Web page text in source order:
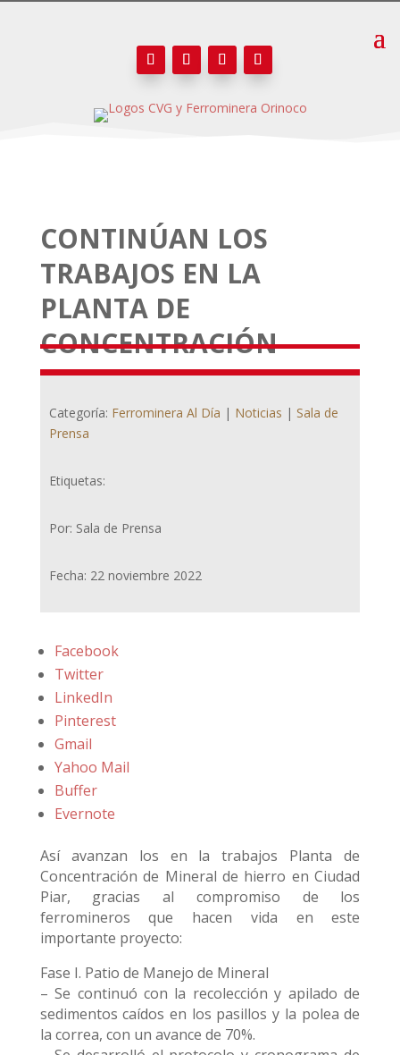
CONTINÚAN LOS
TRABAJOS EN LA
PLANTA DE
CONCENTRACIÓN
Categoría: Ferrominera Al Día | Noticias | Sala de
Prensa
Etiquetas:
Por: Sala de Prensa
Fecha: 22 noviembre 2022
Facebook
Twitter
LinkedIn
Pinterest
Gmail
Yahoo Mail
Buffer
Evernote
Así avanzan los en la trabajos Planta de
Concentración de Mineral de hierro en Ciudad
Piar, gracias al compromiso de los
ferromineros que hacen vida en este
importante proyecto:
Fase I. Patio de Manejo de Mineral
– Se continuó con la recolección y apilado de
sedimentos caídos en los pasillos y la polea de
la correa, con un avance de 70%.